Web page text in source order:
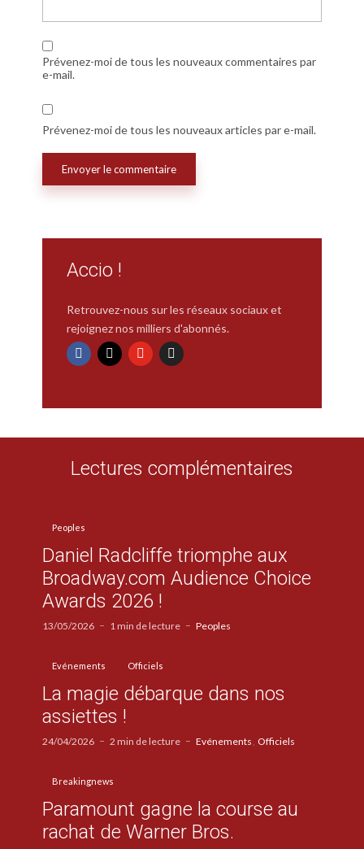
Prévenez-moi de tous les nouveaux commentaires par
e-mail.
Prévenez-moi de tous les nouveaux articles par e-mail.
Accio !
Retrouvez-nous sur les réseaux sociaux et
rejoignez nos milliers d'abonnés.
Lectures complémentaires
Peoples
Daniel Radcliffe triomphe aux
Broadway.com Audience Choice
Awards 2026 !
13/05/2026 1 min de lecture Peoples
Evénements Officiels
La magie débarque dans nos
assiettes !
24/04/2026 2 min de lecture Evénements Officiels
Breakingnews
Paramount gagne la course au
rachat de Warner Bros.